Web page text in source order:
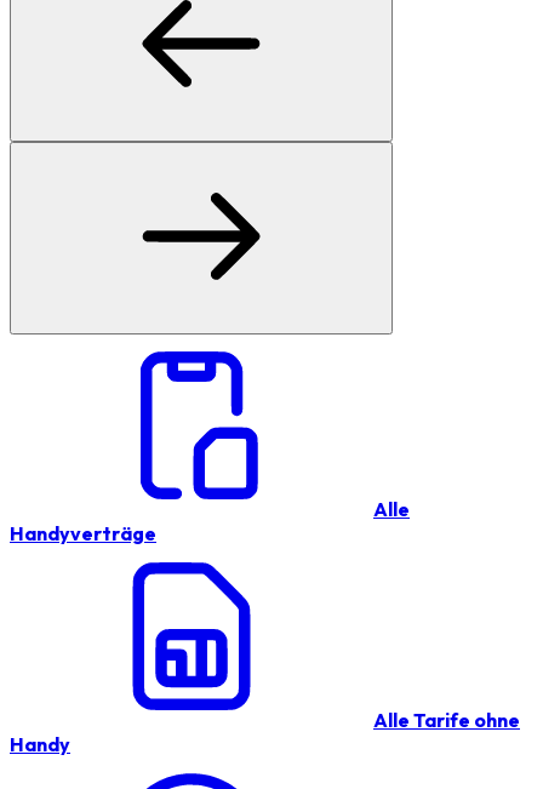
Alle
Handyverträge
Alle Tarife ohne
Handy